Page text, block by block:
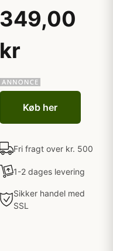
349,00
kr
Køb her
Fri fragt over kr. 500
1-2 dages levering
Sikker handel med
SSL